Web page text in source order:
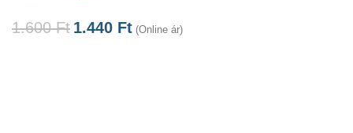
1.600Ft 1.440 Ft (Online ár)